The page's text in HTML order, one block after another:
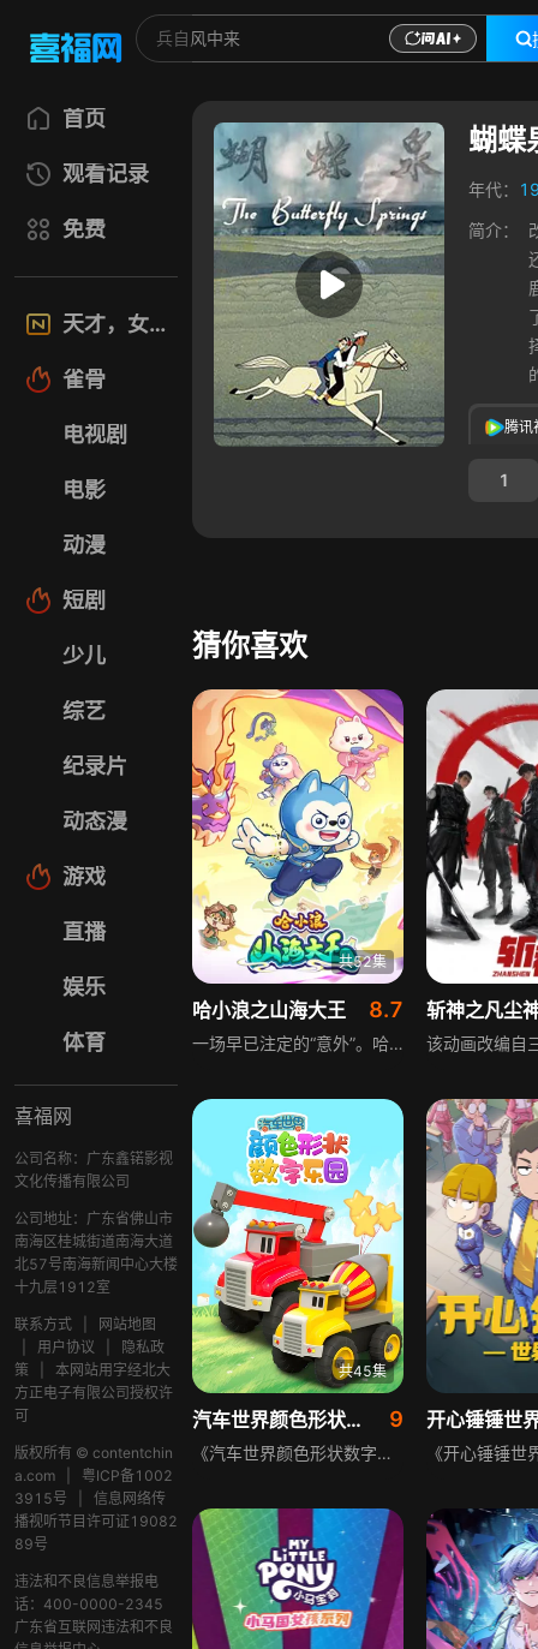
首页
观看记录
免费
天才，女友
雀骨
电视剧
电影
动漫
短剧
少儿
综艺
纪录片
动态漫
游戏
直播
娱乐
体育
喜福网
公司名称：广东鑫锘影视
文化传播有限公司
公司地址：广东省佛山市
南海区桂城街道南海大道
北57号南海新闻中心大楼
十九层1912室
联系方式
网站地图
用户协议
隐私政
策
本网站用字经北大
方正电子有限公司授权许
可
版权所有 © contentchin
a.com
粤ICP备1002
3915号
信息网络传
播视听节目许可证19082
89号
违法和不良信息举报电
话：400-0000-2345
广东省互联网违法和不良
蝴蝶
年代：
简介：
腾讯
1
猜你喜欢
共52集
哈小浪之山海大王 8.7
一场早已注定的“意外”。哈小浪与星狗伙伴们卷入神秘光辉，在彼此不知情的情况下，分别来到了一个满溢东方神韵的山海世界。这里疆域无垠，超乎认知的灵兽与山海民几乎无处不在。初来乍到的哈小浪，被新朋友彻天、飞鸢、独影错认成他们召唤的“天选之王”，并误打误撞当上了氾叶国大王。然而！在别人眼中狂拽无敌强的哈小浪，实际却是个只有半吊子力量的“大废材”！起初，哈小浪只想逃走，找回失散的伙伴们一起回家。然而，在与大家相处中，哈小浪察觉到了山海世界的“不对劲”。这是一个顺天应人的世界，生来便已注定的铭文之力决定着一个人的价值。如此刻板的规则，我们的哈王当然不肯认同！在他的坚持与努力下，众多受此所苦的国民与灵兽获得了救赎。渐渐地，哈小浪一步步“弄假成真”，成为了真正的大王。然而！更加艰巨的挑战也接踵而至——迷失的伙伴、侵略的恶毒之国，还有潜伏于树海、足以覆灭山海世界的诡异天灾。我们的哈王到底能否应对这一切？
斩神之凡尘
共45集
汽车世界颜色形状数字乐园 9
《汽车世界颜色形状数字乐园》是一部面向幼儿的益智早教视频，通过可爱的动画与动态鲜活的情境，带领小朋友中英双语认识颜色、学习形状和数字，将英语学习融入生动有趣的场景中，打破传统学习的枯燥感，激发孩子的学习兴趣，帮助孩子轻松掌握基础认知内容。
开心锤锤世